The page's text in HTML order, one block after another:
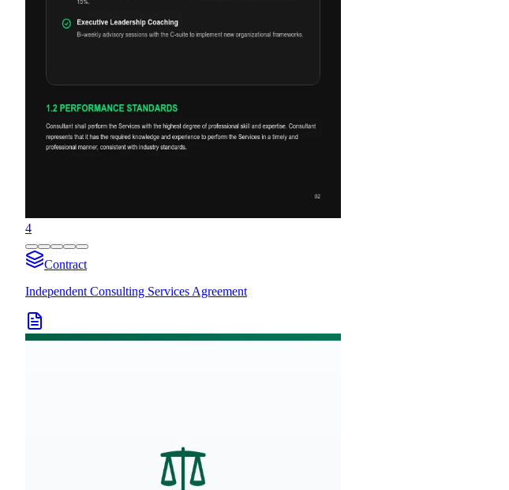
4
Contract
Independent Consulting Services Agreement